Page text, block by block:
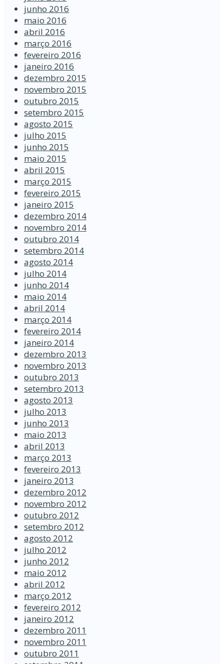
junho 2016
maio 2016
abril 2016
março 2016
fevereiro 2016
janeiro 2016
dezembro 2015
novembro 2015
outubro 2015
setembro 2015
agosto 2015
julho 2015
junho 2015
maio 2015
abril 2015
março 2015
fevereiro 2015
janeiro 2015
dezembro 2014
novembro 2014
outubro 2014
setembro 2014
agosto 2014
julho 2014
junho 2014
maio 2014
abril 2014
março 2014
fevereiro 2014
janeiro 2014
dezembro 2013
novembro 2013
outubro 2013
setembro 2013
agosto 2013
julho 2013
junho 2013
maio 2013
abril 2013
março 2013
fevereiro 2013
janeiro 2013
dezembro 2012
novembro 2012
outubro 2012
setembro 2012
agosto 2012
julho 2012
junho 2012
maio 2012
abril 2012
março 2012
fevereiro 2012
janeiro 2012
dezembro 2011
novembro 2011
outubro 2011